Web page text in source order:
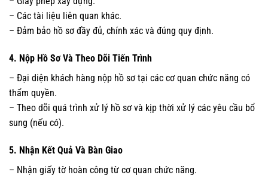
– Các tài liệu liên quan khác.
– Đảm bảo hồ sơ đầy đủ, chính xác và đúng quy định.
4. Nộp Hồ Sơ Và Theo Dõi Tiến Trình
– Đại diện khách hàng nộp hồ sơ tại các cơ quan chức năng có
thẩm quyền.
– Theo dõi quá trình xử lý hồ sơ và kịp thời xử lý các yêu cầu bổ
sung (nếu có).
5. Nhận Kết Quả Và Bàn Giao
– Nhận giấy tờ hoàn công từ cơ quan chức năng.